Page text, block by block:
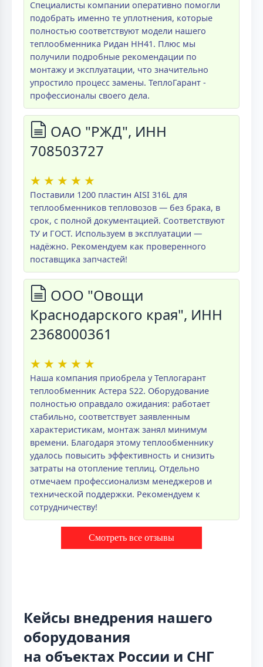
Специалисты компании оперативно помогли
подобрать именно те уплотнения, которые
полностью соответствуют модели нашего
теплообменника Ридан НН41. Плюс мы
получили подробные рекомендации по
монтажу и эксплуатации, что значительно
упростило процесс замены. ТеплоГарант -
профессионалы своего дела.
ОАО "РЖД", ИНН
708503727
★ ★ ★ ★ ★
Поставили 1200 пластин AISI 316L для
теплообменников тепловозов — без брака, в
срок, с полной документацией. Соответствуют
ТУ и ГОСТ. Используем в эксплуатации —
надёжно. Рекомендуем как проверенного
поставщика запчастей!
ООО "Овощи
Краснодарского края", ИНН
2368000361
★ ★ ★ ★ ★
Наша компания приобрела у Теплогарант
теплообменник Астера S22. Оборудование
полностью оправдало ожидания: работает
стабильно, соответствует заявленным
характеристикам, монтаж занял минимум
времени. Благодаря этому теплообменнику
удалось повысить эффективность и снизить
затраты на отопление теплиц. Отдельно
отмечаем профессионализм менеджеров и
технической поддержки. Рекомендуем к
сотрудничеству!
Смотреть все отзывы
Кейсы внедрения нашего
оборудования
на объектах России и СНГ